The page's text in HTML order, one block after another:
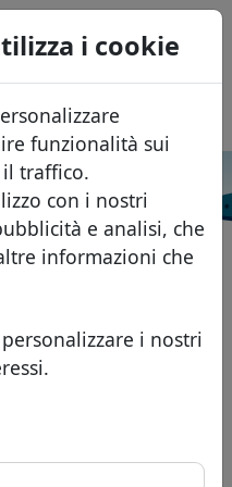
i cookie
funzionalità sui
il traffico.
con i nostri
e analisi, che
informazioni che
i nostri